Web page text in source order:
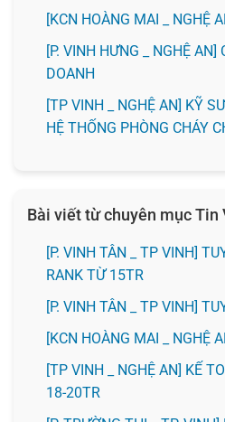
️[KCN HOÀNG MAI _ NGHỆ
️[P. VINH HƯNG _ NGHỆ AN]
DOANH
[TP VINH _ NGHỆ AN] KỸ
HỆ THỐNG PHÒNG CHÁY
Bài viết từ chuyên mục Tin
[P. VINH TÂN _ TP VINH]
RANK TỪ 15TR
[P. VINH TÂN _ TP VINH]
️[KCN HOÀNG MAI _ NGHỆ
[TP VINH _ NGHỆ AN] KẾ
18-20TR